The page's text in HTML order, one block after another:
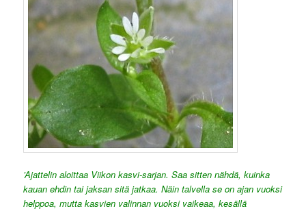
’Ajattelin aloittaa Viikon kasvi-sarjan. Saa sitten nähdä, kuinka
kauan ehdin tai jaksan sitä jatkaa. Näin talvella se on ajan vuoksi
helppoa, mutta kasvien valinnan vuoksi vaikeaa, kesällä